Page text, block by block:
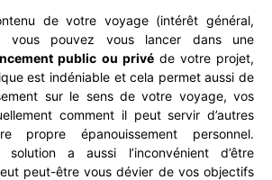
de votre voyage (intérêt général,
vous pouvez vous lancer dans une
public ou privéde votre projet,
est indéniable et cela permet aussi de
sur le sens de votre voyage, vos
comment il peut servir d’autres
propre épanouissement personnel.
a aussi l’inconvénient d’être
peut-être vous dévier de vos objectifs